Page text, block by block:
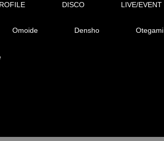
DISCO LIVE/EVENT
Omoide Densho Otegami